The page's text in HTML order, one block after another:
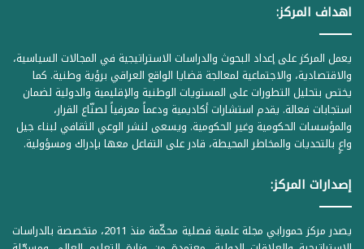
اهداف المركز:
يعمل المركز على إعداد البحوث والدراسات الاستراتيجية في المجالات السياسية،
والاقتصادية، والاجتماعية لمعالجة قضايا الواقع العراقي برؤية وطنية. كما
يختص بتحليل التطورات على المستويات الوطنية والإقليمية والدولية لضمان
استجابات فعالة. يقدم استشارات أكاديمية ودعماً معرفياً لصنّاع القرار،
والمؤسسات الحكومية وغير الحكومية. ويسعى لنشر الوعي الثقافي لبناء جيل
واعٍ بالتحديات والمخاطر المحيطة، قادر على التفاعل معها بإدراك ومسؤولية.
إصدارات المركز:
يصدر مركز حمورابي مجلة علمية فصلية محكّمة منذ 2011، متخصصة بالدراسات